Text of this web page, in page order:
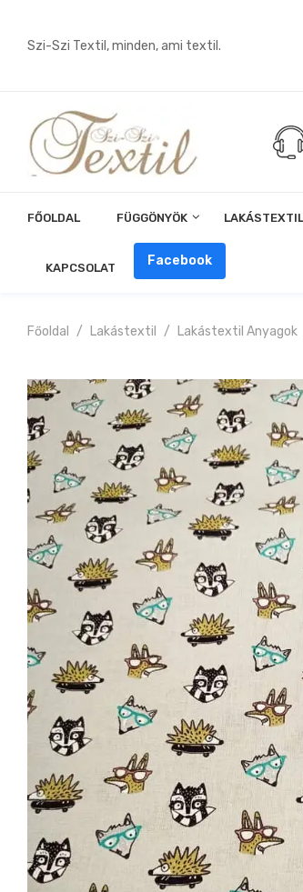
Szi-Szi Textil, minden, ami textil.
FŐOLDAL FÜGGÖNYÖK
KAPCSOLAT Facebook
Főoldal Lakástextil Lakástextil Anyagok